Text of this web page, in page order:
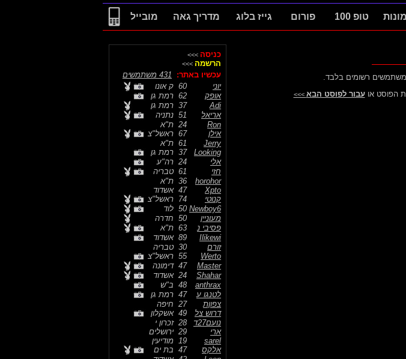
טופ 100 פורום גייז בלוג מדריך גאה מובייל
רשומים בלבד.
הפוסט אועבור לפוסט הבא >>>
כניסה >>>
הרשמה >>>
עכשיו באתר:
431 משתמשים
יוני
ק אונו
אופק
רמת גן
Adi
37
רמת גן
אריאל
נתניה
Ron
ת"א
אילן
67
ראשל"צ
Jerry
ת"א
Looking
37
רמת גן
אלי
רה"ע
חזי
טבריה
horohor
ת"א
Xpto
47
אשדוד
קנוטי
ראשל"צ
Newboy6
לוד
מעוניין
חדרה
פסיבי נ
ת"א
Ilikewi
אשדוד
זורם
טבריה
Werto
55
ראשל"צ
Master
47
דימונה
Shahar
אשדוד
anthrax
ב"ש
לטנגו ע
47
רמת גן
צפוןת
27
חיפה
דרוש צל
אשקלון
נועם27ד
זכרון י
ארי
ירושלים
sarel
מודיעין
אלקס
47
בת ים